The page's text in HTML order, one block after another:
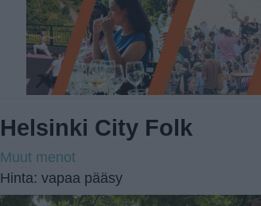
Helsinki City Folk
Muut menot
Hinta: vapaa pääsy